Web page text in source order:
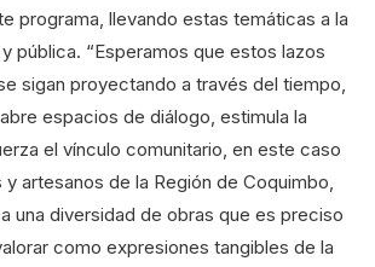
programa, llevando estas temáticas a la
pública. “Esperamos que estos lazos
sigan proyectando a través del tiempo,
espacios de diálogo, estimula la
el vínculo comunitario, en este caso
y artesanos de la Región de Coquimbo,
una diversidad de obras que es preciso
como expresiones tangibles de la